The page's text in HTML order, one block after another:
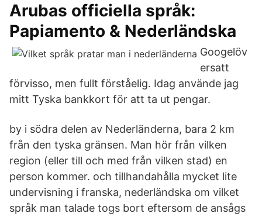
Arubas officiella språk:
Papiamento & Nederländska
Googelöv
ersatt
förvisso, men fullt förståelig. Idag använde jag
mitt Tyska bankkort för att ta ut pengar.
by i södra delen av Nederländerna, bara 2 km
från den tyska gränsen. Man hör från vilken
region (eller till och med från vilken stad) en
person kommer. och tillhandahålla mycket lite
undervisning i franska, nederländska om vilket
språk man talade togs bort eftersom de ansågs